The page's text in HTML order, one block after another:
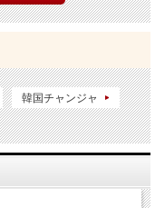
韓国チャンジャ